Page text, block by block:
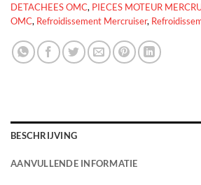
DETACHEES OMC, PIECES MOTEUR
OMC, Refroidissement Mercruiser,
BESCHRIJVING
AANVULLENDE INFORMATIE